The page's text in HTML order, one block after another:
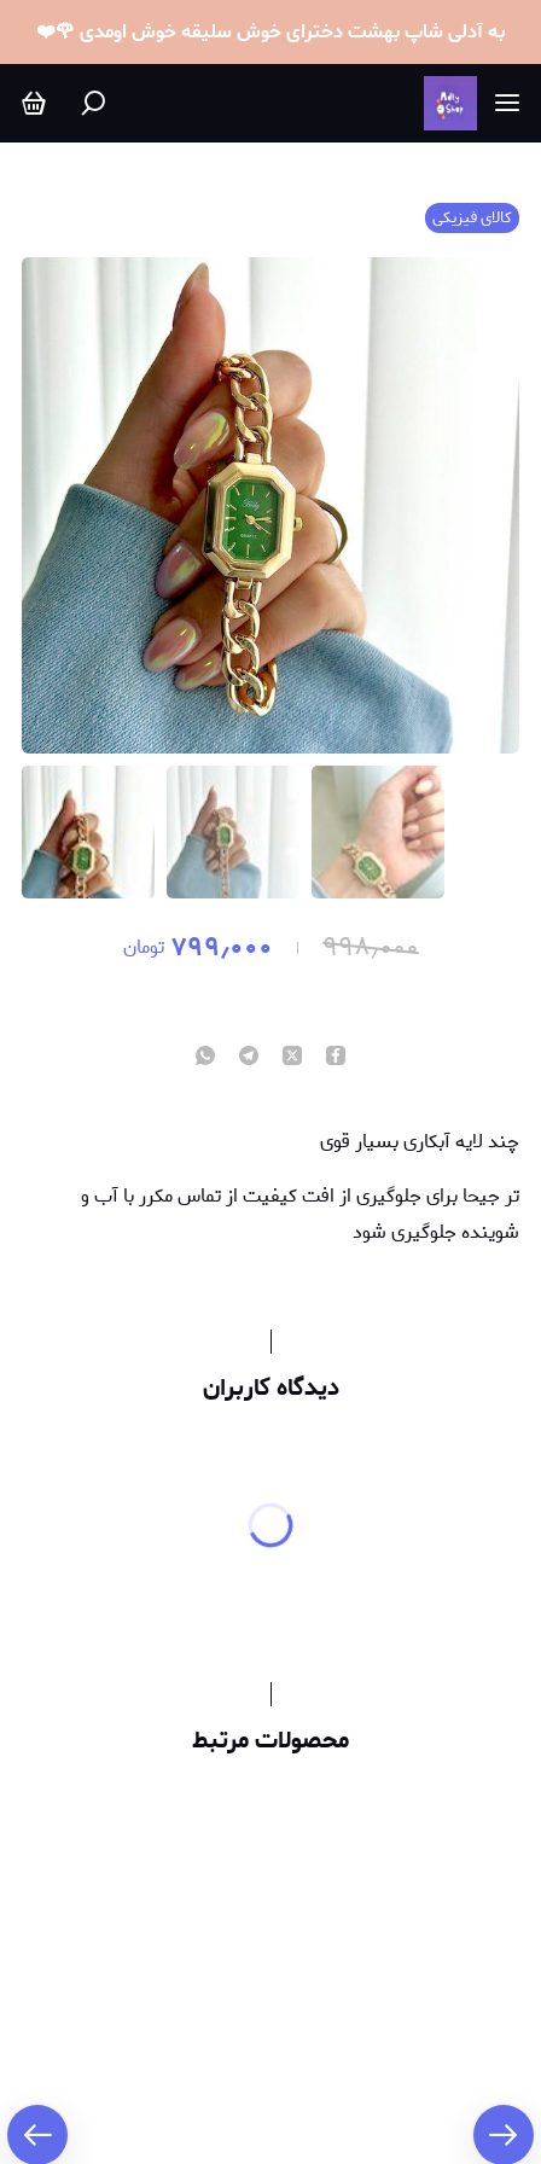
به آدلی شاپ بهشت دخترای خوش سلیقه خوش اومدی 🌹❤️
کالای فیزیکی
۹۹۸٫۰۰۰ ۷۹۹٫۰۰۰ تومان
چند لایه آبکاری بسیار قوی
تر جیحا برای جلوگیری از افت کیفیت از تماس مکرر با آب و
شوینده جلوگیری شود
دیدگاه کاربران
محصولات مرتبط